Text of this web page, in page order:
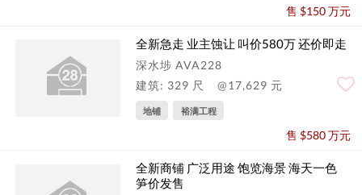
售 $150 万元
全新急走 业主蚀让 叫价580万 还价即走
深水埗 AVA228
建筑: 329 尺
@17,629 元
地铺 裕满工程
售 $580 万元
全新商铺 广泛用途 饱览海景 海天一色
笋价发售